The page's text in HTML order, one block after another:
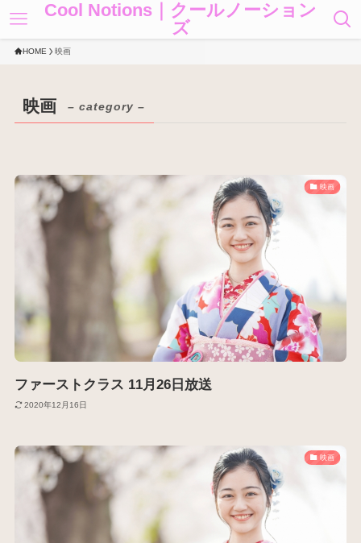
Cool Notions｜クールノーション
ズ
HOME 映画
映画 – category –
映画
ファーストクラス 11月26日放送
2020年12月16日
映画